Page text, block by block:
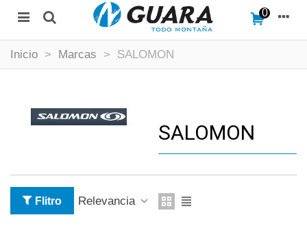
0
Inicio > Marcas > SALOMON
SALOMON
Flitro Relevancia